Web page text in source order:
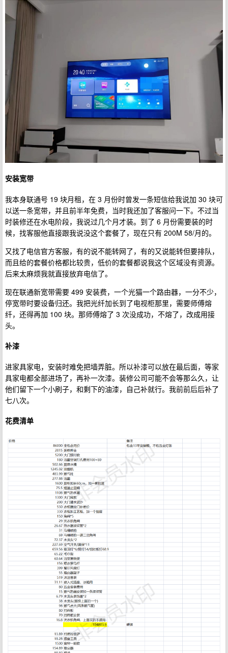
安装宽带
我本身联通号 19 块月租，在 3 月份时曾发一条短信给我说加 30 块可
以送一条宽带，并且前半年免费，当时我还加了客服问一下。不过当
时装修还在水电阶段，我说过几个月才装。到了 6 月份需要装的时
候，找客服他直接跟我说没这个套餐了，现在只有 200M 58/月的。
又找了电信官方客服，有的说不能转网了，有的又说能转但要排队，
而且给的套餐价格都比较贵，低价的套餐都说我这个区域没有资源。
后来太麻烦我就直接放弃电信了。
现在联通新宽带需要 499 安装费，一个光猫一个路由器，一分不少，
停宽带时要设备归还。我把光纤加长到了电视柜那里，需要师傅熔
纤，还得再加 100 块。那师傅熔了 3 次没成功，不熔了，改成用接
头。
补漆
进家具家电，安装时难免把墙弄脏。所以补漆可以放在最后面，等家
具家电都全部进场了，再补一次漆。装修公司可能不会等那么久，让
他们留下一个小刷子，和剩下的油漆，自己补就行。我前前后后补了
七八次。
花费清单